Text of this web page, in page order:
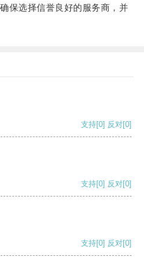
选择信誉良好的服务商，并
支持[0] 反对[0]
支持[0] 反对[0]
支持[0] 反对[0]